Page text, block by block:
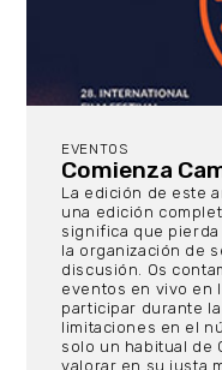
EVENTOS
Comienza
La edición de este
una edición
significa que
la organización de
discusión. Os
eventos en vivo en
participar durante
limitaciones en el
solo un habitual de
valorar en su justa